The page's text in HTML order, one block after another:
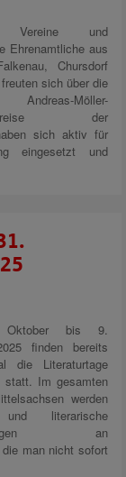
Vereine und
Ehrenamtliche aus
Chursdorf
sich über die
Andreas-Möller-
der
sich aktiv für
eingesetzt und
bis 9.
finden bereits
die Literaturtage
statt. Im gesamten
werden
und literarische
an
man nicht sofort